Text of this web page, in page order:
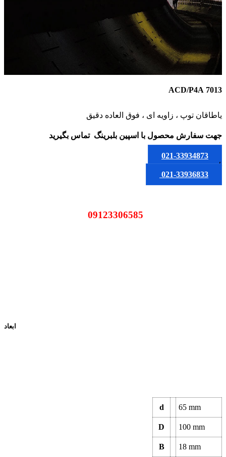
7013 ACD/P4A
یاطاقان توپ ، زاویه ای ، فوق العاده دقیق
جهت سفارش محصول با اسپین بلبرینگ تماس بگیرید
021-33934873
یا
021-33936833
ابعاد
d 65 mm
D 100 mm
B 18 mm